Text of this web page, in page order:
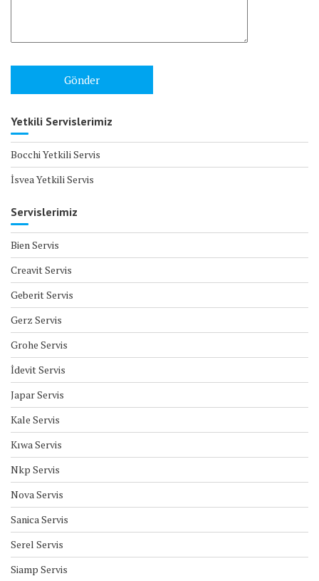
Yetkili Servislerimiz
Bocchi Yetkili Servis
İsvea Yetkili Servis
Servislerimiz
Bien Servis
Creavit Servis
Geberit Servis
Gerz Servis
Grohe Servis
İdevit Servis
Japar Servis
Kale Servis
Kıwa Servis
Nkp Servis
Nova Servis
Sanica Servis
Serel Servis
Siamp Servis